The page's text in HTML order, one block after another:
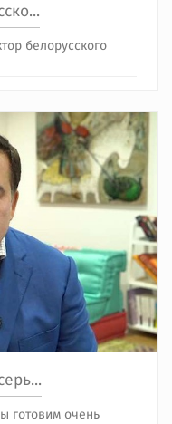
белорусского
готовим очень